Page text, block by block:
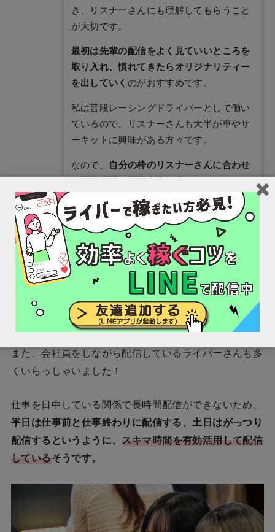
き、リスナーさんにも理解してもらうこと
が大切です。
最初は先輩の配信をよく見ていいところを
取り入れ、慣れてきたらオリジナリティー
を出していく のがおすすめです。
私は普段レーシングドライバーとして働い
ているので、リスナーさんも大半が車やサ
ーキットに興味がある方々です。
なので、
自分の枠のリスナーさんに合わせ
最初は伸び悩むこともあるかもしれないけ
れどとりあえず３ヶ月は頑張ってみましょ
う！
塚本奈々美さんのプロフィール
とても的確で貴重なコメントを頂きました！
また、会社員をしながら配信しているライバーさんも多
くいらっしゃいました！
仕事を日中している関係で長時間配信ができないため、
平日は仕事前と仕事終わりに配信する、土日はがっつり
配信するというように、 スキマ時間を有効活用して配信
しているそうです。